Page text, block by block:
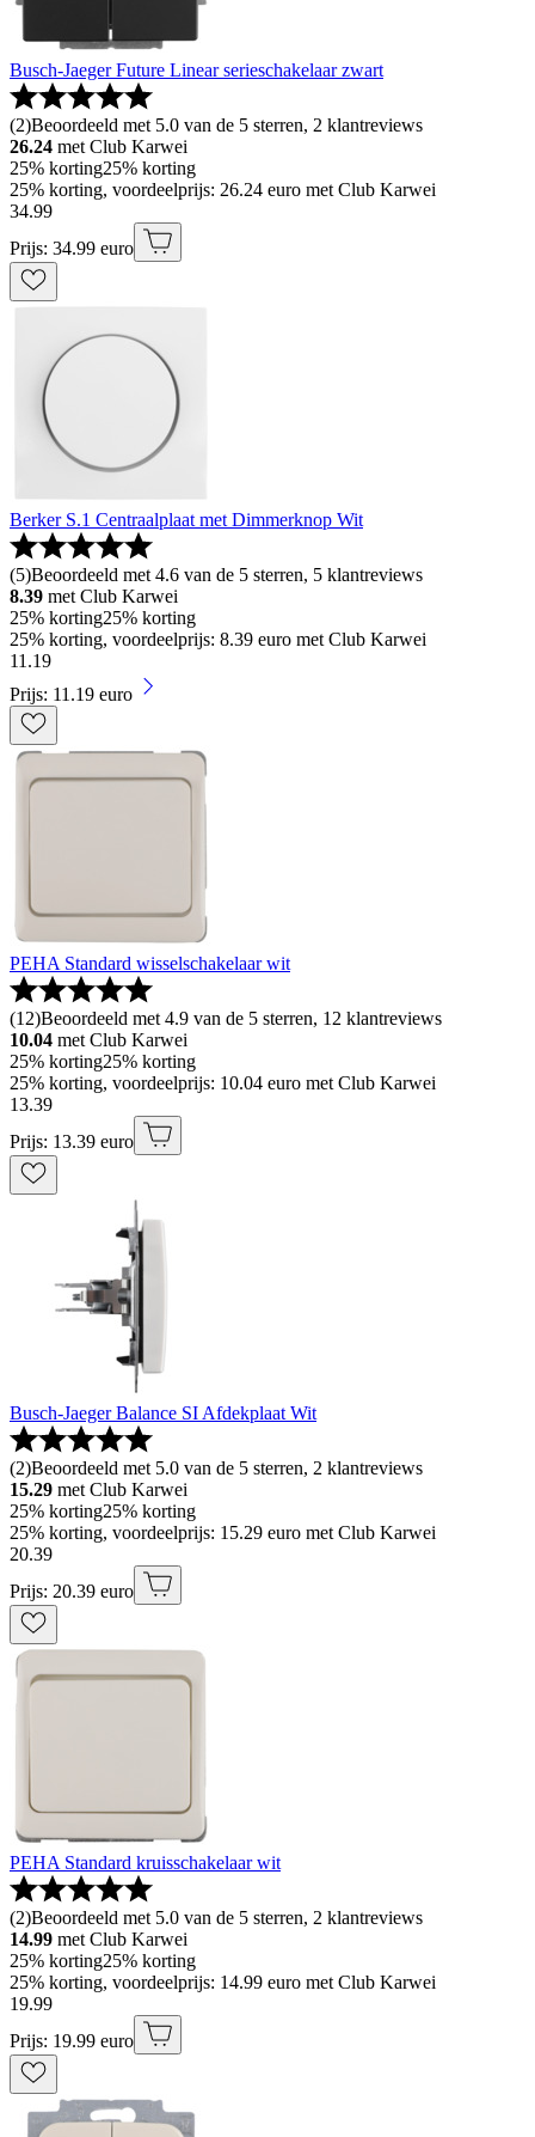
Busch-Jaeger Future Linear serieschakelaar zwart
(2)Beoordeeld met 5.0 van de 5 sterren, 2 klantreviews
26.24 met Club Karwei
25% korting25% korting
25% korting, voordeelprijs: 26.24 euro met Club Karwei
34.99
Prijs: 34.99 euro
Berker S.1 Centraalplaat met Dimmerknop Wit
(5)Beoordeeld met 4.6 van de 5 sterren, 5 klantreviews
8.39 met Club Karwei
25% korting25% korting
25% korting, voordeelprijs: 8.39 euro met Club Karwei
11 .19
Prijs: 11.19 euro
PEHA Standard wisselschakelaar wit
(12)Beoordeeld met 4.9 van de 5 sterren, 12 klantreviews
10.04 met Club Karwei
25% korting25% korting
25% korting, voordeelprijs: 10.04 euro met Club Karwei
13.39
Prijs: 13.39 euro
Busch-Jaeger Balance SI Afdekplaat Wit
(2)Beoordeeld met 5.0 van de 5 sterren, 2 klantreviews
15.29 met Club Karwei
25% korting25% korting
25% korting, voordeelprijs: 15.29 euro met Club Karwei
20.39
Prijs: 20.39 euro
PEHA Standard kruisschakelaar wit
(2)Beoordeeld met 5.0 van de 5 sterren, 2 klantreviews
14.99 met Club Karwei
25% korting25% korting
25% korting, voordeelprijs: 14.99 euro met Club Karwei
19.99
Prijs: 19.99 euro